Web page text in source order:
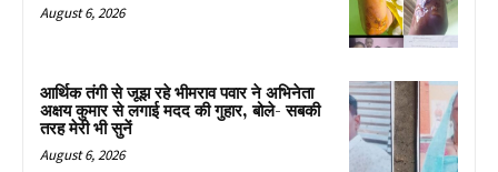
August 6, 2026
आर्थिक तंगी से जूझ रहे भीमराव पवार ने अभिनेता
अक्षय कुमार से लगाई मदद की गुहार, बोले- सबकी
तरह मेरी भी सुनें
August 6, 2026